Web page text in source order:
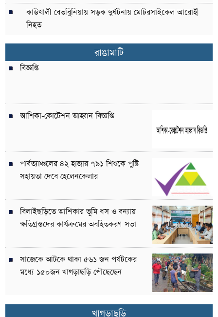
কাউখালী বেতবুিনিয়ায় সড়ক দুর্ঘটনায় মোটরসাইকেল আরোহী
নিহত
রাঙামাটি
বিজ্ঞপ্তি
আশিকা-কোটেশন আহ্বান বিজ্ঞপ্তি
পার্বত্যাঞ্চলের ৪২ হাজার ৭৯১ শিশুকে পুষ্টি
সহায়তা দেবে হেলেনকেলার
বিলাইছড়িতে আশিকার ভূমি ধস ও বন্যায়
ক্ষতিগ্রস্তদের কার্যক্রমের অবহিতকরণ সভা
সাজেকে আটকে থাকা ৫৬১ জন পর্যটকের
মধ্যে ১৫০জন খাগড়াছড়ি পৌছেছেন
খাগড়াছড়ি